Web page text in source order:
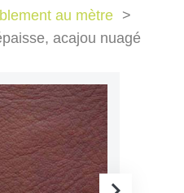
au mètre
acajou nuagé